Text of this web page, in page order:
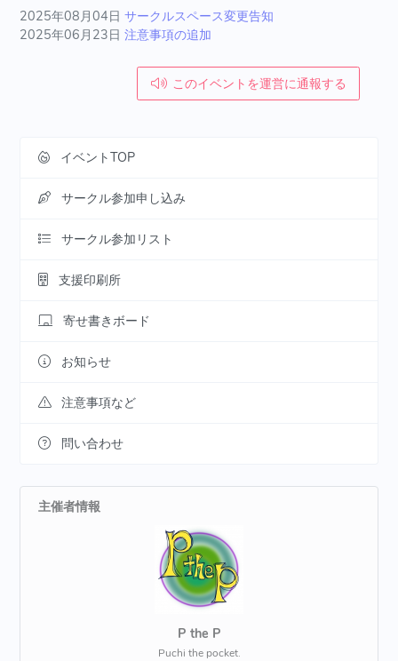
2025年08月04日 サークルスペース変更告知
2025年06月23日 注意事項の追加
このイベントを運営に通報する
イベントTOP
サークル参加申し込み
サークル参加リスト
支援印刷所
寄せ書きボード
お知らせ
注意事項など
問い合わせ
主催者情報
P the P
Puchi the pocket.